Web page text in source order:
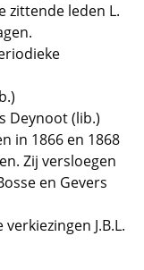
zittende leden L.
Deynoot (lib.)
in 1866 en 1868
Zij versloegen
en Gevers
J.B.L.